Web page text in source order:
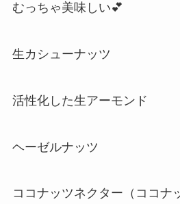
むっちゃ美味しい💕
生カシューナッツ
活性化した生アーモンド
ヘーゼルナッツ
ココナッツネクター（ココナ